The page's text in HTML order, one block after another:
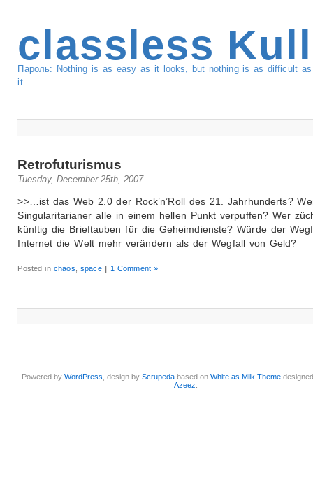
classless
Пароль: Nothing is as easy as it looks, but nothing is as difficult
it.
Retrofuturismus
Tuesday, December 25th, 2007
>>…ist das Web 2.0 der Rock’n’Roll des 21. Jahrhunderts?
Singularitarianer alle in einem hellen Punkt verpuffen? Wer
künftig die Brieftauben für die Geheimdienste? Würde der
Internet die Welt mehr verändern als der Wegfall von Geld?
Posted inchaos ,space | 1 Comment »
Powered byWordPress , design byScrupeda based onWhite as Milk Theme
Azeez